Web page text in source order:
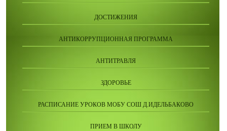
ДОСТИЖЕНИЯ
АНТИКОРРУПЦИОННАЯ ПРОГРАММА
АНТИТРАВЛЯ
ЗДОРОВЬЕ
РАСПИСАНИЕ УРОКОВ МОБУ СОШ Д.ИДЕЛЬБАКОВО
ПРИЕМ В ШКОЛУ